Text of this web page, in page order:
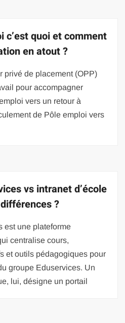
c’est quoi et comment
en atout ?
privé de placement (OPP)
pour accompagner
vers un retour à
de Pôle emploi vers
vs intranet d’école
?
est une plateforme
centralise cours,
et outils pédagogiques pour
groupe Eduservices. Un
lui, désigne un portail